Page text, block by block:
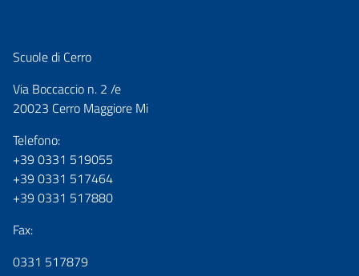
Scuole di Cerro
Via Boccaccio n. 2 /e
20023 Cerro Maggiore Mi
Telefono:
+39 0331 519055
+39 0331 517464
+39 0331 517880
Fax:
0331 517879